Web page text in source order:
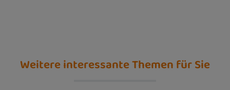
Weitere interessante Themen für Sie